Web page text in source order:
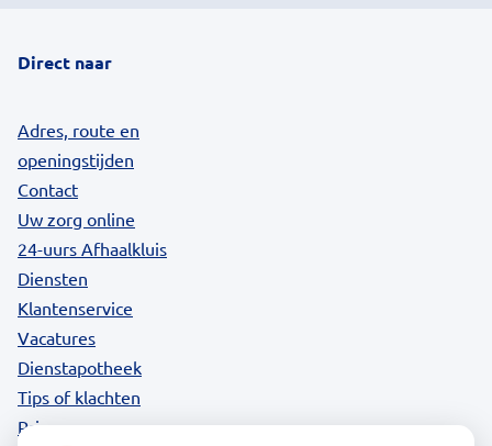
Direct naar
Adres, route en
openingstijden
Contact
Uw zorg online
24-uurs Afhaalkluis
Diensten
Klantenservice
Vacatures
Dienstapotheek
Tips of klachten
Privacy